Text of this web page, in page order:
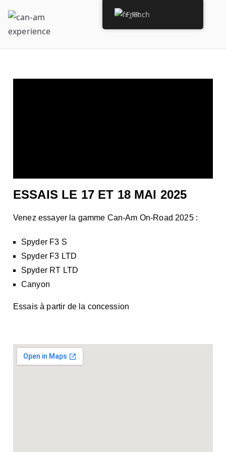
can-am
can-am experience
ESSAIS LE 17 ET 18 MAI 2025
Venez essayer la gamme Can-Am On-Road 2025 :
Spyder F3 S
Spyder F3 LTD
Spyder RT LTD
Canyon
Essais à partir de la concession
French